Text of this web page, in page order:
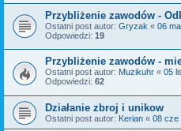
Przybliżenie zawodów -
Ostatni post autor: Gryzak « 06
Odpowiedzi: 19
Przybliżenie zawodów -
Ostatni post autor: Muzikuhr « 05
Odpowiedzi: 62
Działanie zbroj i unikow
Ostatni post autor: Kerian « 08 cze